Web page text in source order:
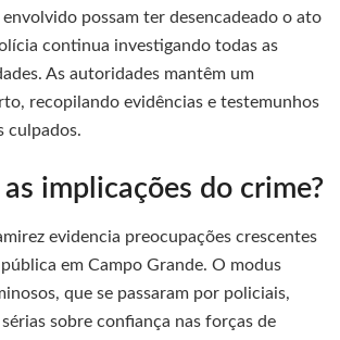
possam ter desencadeado o ato
continua investigando todas as
As autoridades mantêm um
recopilando evidências e testemunhos
culpados.
implicações do crime?
evidencia preocupações crescentes
em Campo Grande. O modus
que se passaram por policiais,
sobre confiança nas forças de